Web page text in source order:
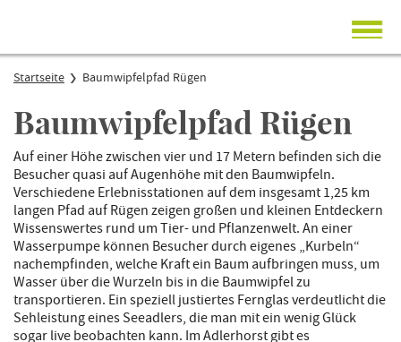
Startseite
Mitmachen
Startseite Baumwipfelpfad Rügen
Baumwipfelpfad Rügen
Auf einer Höhe zwischen vier und 17 Metern befinden sich die
Besucher quasi auf Augenhöhe mit den Baumwipfeln.
Verschiedene Erlebnisstationen auf dem insgesamt 1,25 km
langen Pfad auf Rügen zeigen großen und kleinen Entdeckern
Wissenswertes rund um Tier- und Pflanzenwelt. An einer
Wasserpumpe können Besucher durch eigenes „Kurbeln“
nachempfinden, welche Kraft ein Baum aufbringen muss, um
Wasser über die Wurzeln bis in die Baumwipfel zu
transportieren. Ein speziell justiertes Fernglas verdeutlicht die
Sehleistung eines Seeadlers, die man mit ein wenig Glück
sogar live beobachten kann. Im Adlerhorst gibt es